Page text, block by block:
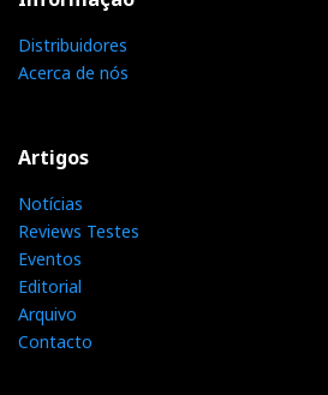
Sonus faber Olympica Nova V +
Distribuidores
Acerca de nós
Artigos
Notícias
Reviews Testes
Eventos
Editorial
Arquivo
Contacto